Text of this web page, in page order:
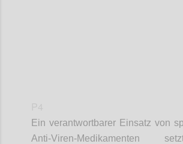
Ein verantwortbarer Einsatz von
Anti-Viren-Medikamenten